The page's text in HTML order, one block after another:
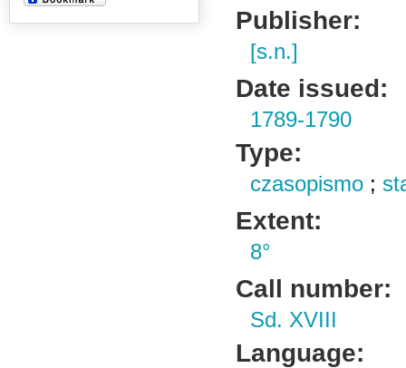
Publisher:
[s.n.]
Date issued:
1789-1790
Type:
czasopismo ;
Extent:
8°
Call number:
Sd. XVIII
Language: